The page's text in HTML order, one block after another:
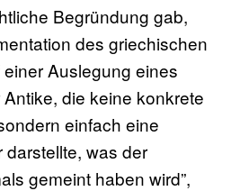
Begründung gab,
des griechischen
Auslegung eines
die keine konkrete
einfach eine
was der
gemeint haben wird”,